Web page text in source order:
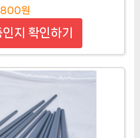
원
지 확인하기